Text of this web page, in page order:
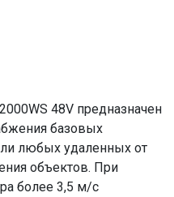
48V предназначен
базовых
любых удаленных от
объектов. При
более 3,5 м/с